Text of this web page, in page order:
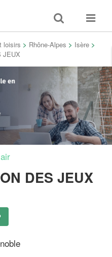
Toggle
search
Toggle
loisirs > Rhône-Alpes > Isère >
JEUX
DES JEUX